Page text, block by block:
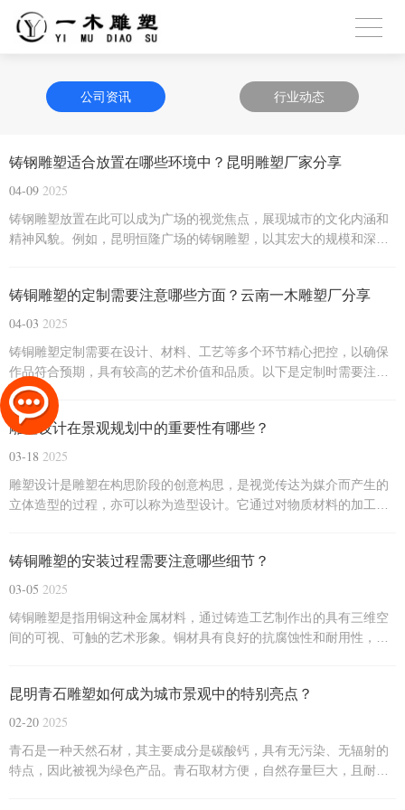
公司资讯 行业动态
铸钢雕塑适合放置在哪些环境中？昆明雕塑厂家分享
04-09 2025
铸钢雕塑放置在此可以成为广场的视觉焦点，展现城市的文化内涵和
精神风貌。例如，昆明恒隆广场的铸钢雕塑，以其宏大的规模和深刻
铸铜雕塑的定制需要注意哪些方面？云南一木雕塑厂分享
04-03 2025
铸铜雕塑定制需要在设计、材料、工艺等多个环节精心把控，以确保
作品符合预期，具有较高的艺术价值和品质。以下是定制时需要注意
的方面：
雕塑设计在景观规划中的重要性有哪些？
03-18 2025
雕塑设计是雕塑在构思阶段的创意构思，是视觉传达为媒介而产生的
立体造型的过程，亦可以称为造型设计。它通过对物质材料的加工，
的艺术美感，还能增强空间的文化内涵和场所精神。以下是雕塑设
计...
铸铜雕塑的安装过程需要注意哪些细节？
03-05 2025
铸铜雕塑是指用铜这种金属材料，通过铸造工艺制作出的具有三维空
间的可视、可触的艺术形象。铜材具有良好的抗腐蚀性和耐用性，特
昆明青石雕塑如何成为城市景观中的特别亮点？
02-20 2025
青石是一种天然石材，其主要成分是碳酸钙，具有无污染、无辐射的
特点，因此被视为绿色产品。青石取材方便，自然存量巨大，且耐